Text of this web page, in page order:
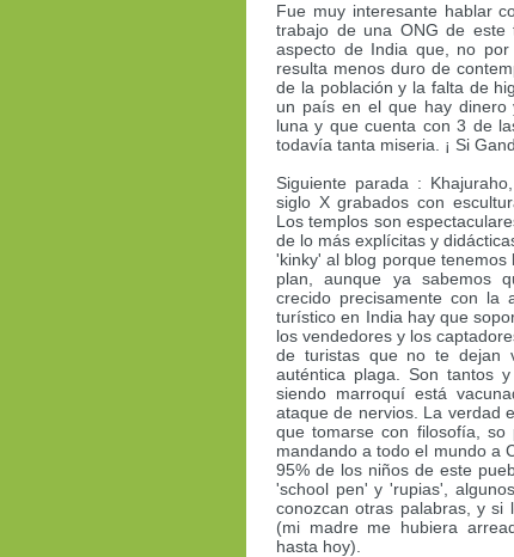
Fue muy interesante hablar
trabajo de una ONG de
aspecto de India que, no por
resulta menos duro de
de la población y la falta de
un país en el que hay dinero
luna y que cuenta con 3 de
todavía tanta miseria. ¡ Si
Siguiente parada :
siglo X grabados con
Los templos son
de lo más explícitas y
'kinky' al blog porque
plan, aunque ya sabemos
crecido precisamente con
turístico en India hay que
los vendedores y los
de turistas que no te dejan
auténtica plaga. Son tantos
siendo marroquí está
ataque de nervios. La verdad
que tomarse con filosofía,
mandando a todo el mundo a
95% de los niños de este
'school pen' y 'rupias',
conozcan otras palabras, y si
(mi madre me hubiera
hasta hoy).